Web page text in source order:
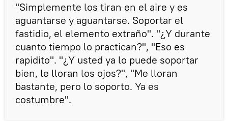
"Simplemente los tiran en el aire y es
aguantarse y aguantarse. Soportar el
fastidio, el elemento extraño". "¿Y durante
cuanto tiempo lo practican?", "Eso es
rapidito". "¿Y usted ya lo puede soportar
bien, le lloran los ojos?", "Me lloran
bastante, pero lo soporto. Ya es
costumbre".